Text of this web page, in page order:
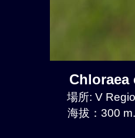
Chloraea
場所: V
海拔：300